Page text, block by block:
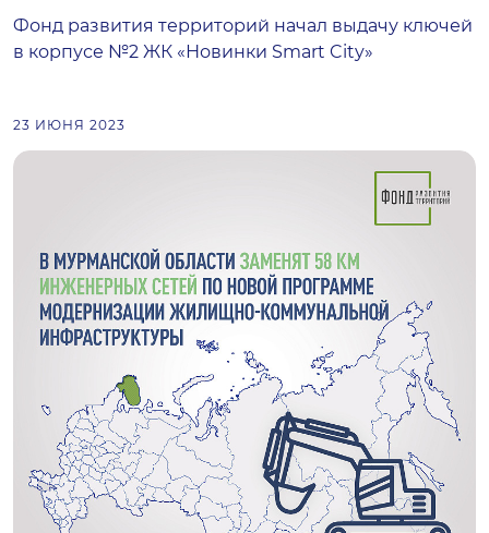
Фонд развития территорий начал выдачу ключей
в корпусе №2 ЖК «Новинки Smart City»
23 ИЮНЯ 2023